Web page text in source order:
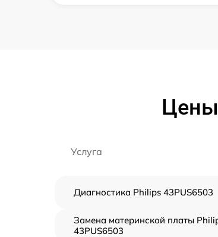
Цены
Услуга
Диагностика Philips 43PUS6503
Замена материнской платы
43PUS6503